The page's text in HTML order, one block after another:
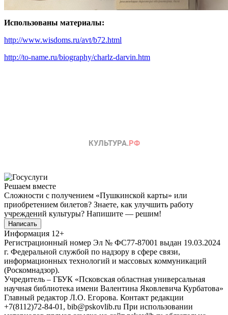
Использованы материалы:
http://www.wisdoms.ru/avt/b72.html
http://to-name.ru/biography/charlz-darvin.htm
Решаем вместе
Сложности с получением «Пушкинской карты» или
приобретением билетов? Знаете, как улучшить работу
учреждений культуры? Напишите — решим!
Написать
Информация 12+
Регистрационный номер Эл № ФС77-87001 выдан 19.03.2024
г. Федеральной службой по надзору в сфере связи,
информационных технологий и массовых коммуникаций
(Роскомнадзор).
Учредитель – ГБУК «Псковская областная универсальная
научная библиотека имени Валентина Яковлевича Курбатова»
Главный редактор Л.О. Егорова. Контакт редакции
+7(8112)72-84-01, bib@pskovlib.ru При использовании